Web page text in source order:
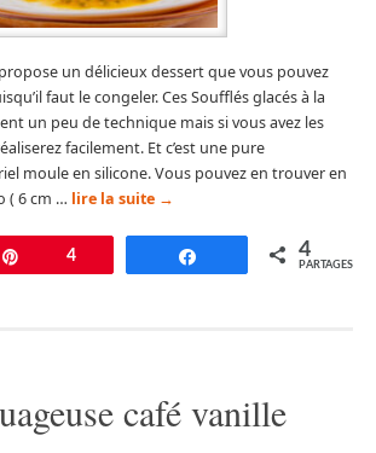
un délicieux dessert que vous pouvez
faut le congeler. Ces Soufflés glacés à la
un peu de technique mais si vous avez les
facilement. Et c’est une pure
moule en silicone. Vous pouvez en trouver en
( 6 cm … lire la suite →
Épingle
4 Partagez 4
PARTAGES
café vanille